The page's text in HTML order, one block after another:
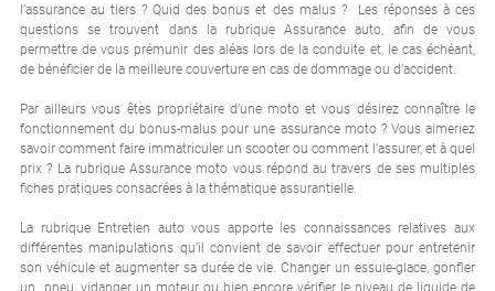
l’assurance au tiers ? Quid des bonus et des malus ? Les réponses à ces
questions se trouvent dans la rubrique Assurance auto, afin de vous
permettre de vous prémunir des aléas lors de la conduite et, le cas échéant,
de bénéficier de la meilleure couverture en cas de dommage ou d’accident.
Par ailleurs vous êtes propriétaire d’une moto et vous désirez connaître le
fonctionnement du bonus-malus pour une assurance moto ? Vous aimeriez
savoir comment faire immatriculer un scooter ou comment l’assurer, et à quel
prix ? La rubrique Assurance moto vous répond au travers de ses multiples
fiches pratiques consacrées à la thématique assurantielle.
La rubrique Entretien auto vous apporte les connaissances relatives aux
différentes manipulations qu’il convient de savoir effectuer pour entretenir
son véhicule et augmenter sa durée de vie. Changer un essuie-glace, gonfler